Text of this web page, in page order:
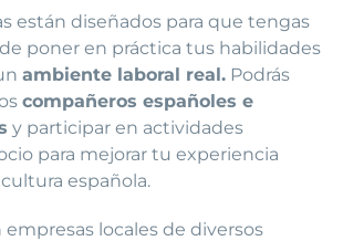
están diseñados para que tengas
poner en práctica tus habilidades
ambiente laboral real. Podrás
compañeros españoles e
y participar en actividades
para mejorar tu experiencia
española.
empresas locales de diversos